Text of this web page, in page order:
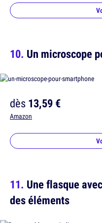
Un microscope
dès13,59 €
Amazon
Une flasque
des éléments